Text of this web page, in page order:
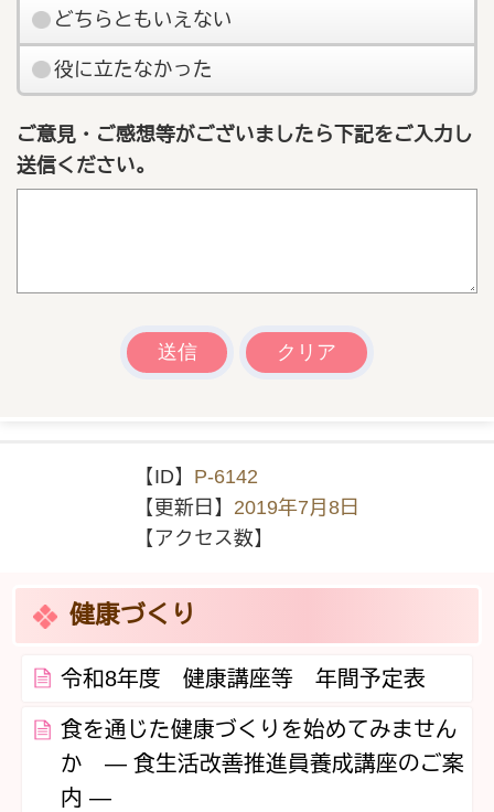
どちらともいえない
役に立たなかった
ご意見・ご感想等がございましたら下記をご入力し
送信ください。
【ID】 P-6142
【更新日】 2019年7月8日
【アクセス数】
健康づくり
令和8年度 健康講座等 年間予定表
食を通じた健康づくりを始めてみません
か ― 食生活改善推進員養成講座のご案
内 ―